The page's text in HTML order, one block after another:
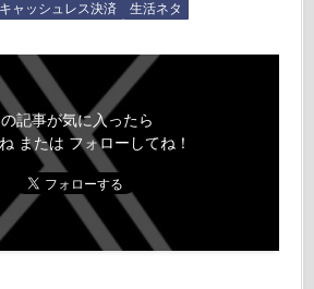
ャッシュレス決済 生活ネタ
の記事が気に入ったら
または フォローしてね！